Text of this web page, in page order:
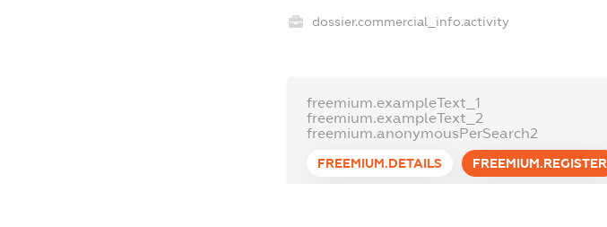
dossier.commercial_info.activity
freemium.exampleText_1
freemium.exampleText_2
freemium.anonymousPerSearch2
FREEMIUM.DETAILS FREEMIUM.REGISTER